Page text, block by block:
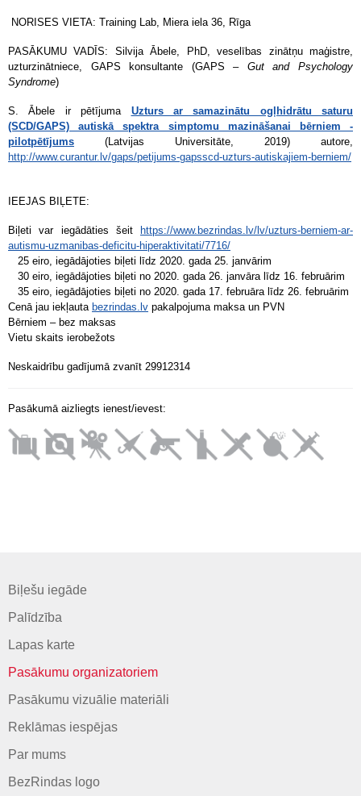
NORISES VIETA: Training Lab, Miera iela 36, Rīga
PASĀKUMU VADĪS: Silvija Ābele, PhD, veselības zinātņu maģistre,
uzturzinātniece, GAPS konsultante (GAPS– Gut and Psychology
Syndrome)
S. Ābele ir pētījuma Uzturs ar samazinātu ogļhidrātu saturu
(SCD/GAPS) autiskā spektra simptomu mazināšanai bērniem -
pilotpētījums (Latvijas Universitāte, 2019) autore,
http://www.curantur.lv/gaps/petijums-gapsscd-uzturs-autiskajiem-berniem/
IEEJAS BIĻETE:
Biļeti var iegādāties šeit
https://www.bezrindas.lv/lv/uzturs-berniem-ar-
autismu-uzmanibas-deficitu-hiperaktivitati/7716/
25 eiro, iegādājoties biļeti līdz 2020. gada 25. janvārim
30 eiro, iegādājoties biļeti no 2020. gada 26. janvāra līdz 16. februārim
35 eiro, iegādājoties biļeti no 2020. gada 17. februāra līdz 26. februārim
Cenā jau iekļauta bezrindas.lv pakalpojuma maksa un PVN
Bērniem – bez maksas
Vietu skaits ierobežots
Neskaidrību gadījumā zvanīt 29912314
Pasākumā aizliegts ienest/ievest:
Biļešu iegāde
Palīdzība
Lapas karte
Pasākumu organizatoriem
Pasākumu vizuālie materiāli
Reklāmas iespējas
Par mums
BezRindas logo